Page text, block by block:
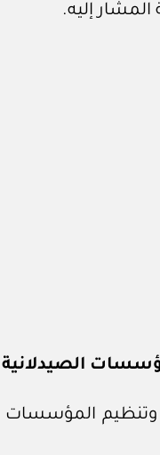
إليه.
الصيدلانية
مهنة الصيدلة